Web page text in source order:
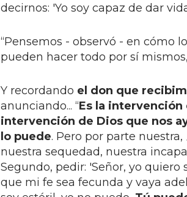
decirnos: 'Yo soy capaz de dar
“Pensemos - observó - en cómo
pueden hacer todo por sí
Y recordando el don que
anunciando... “Es la intervención
intervención de Dios que nos
lo puede. Pero por parte
nuestra sequedad, nuestra
Segundo, pedir: 'Señor, yo
que mi fe sea fecunda y vaya